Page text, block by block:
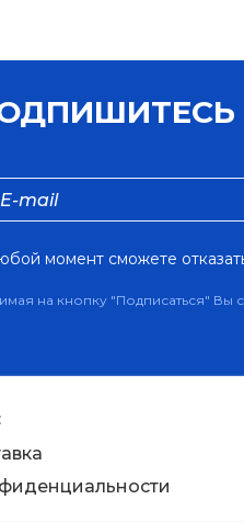
момент сможете
на кнопку "Подписаться" Вы